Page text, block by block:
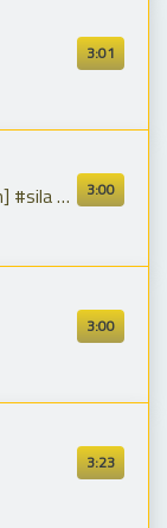
3:01
3:00
#kafa
3:00
3:23